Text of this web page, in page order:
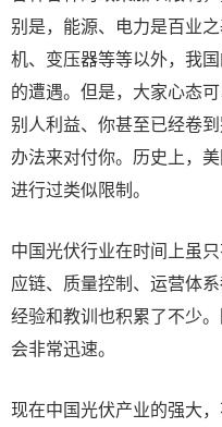
别是，能源、电力是百业
机、变压器等等以外，我
的遭遇。但是，大家心态
别人利益、你甚至已经卷
办法来对付你。历史上，
进行过类似限制。
中国光伏行业在时间上虽
应链、质量控制、运营体
经验和教训也积累了不少
会非常迅速。
现在中国光伏产业的强大